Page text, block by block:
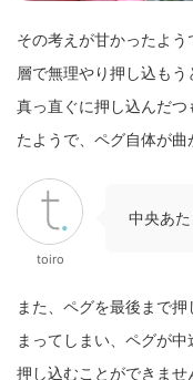
その考えが甘かったよ
層で無理やり押し込もう
真っ直ぐに押し込んだ
たようで、ペグ自体が曲
toiro
中央あた
また、ペグを最後まで
まってしまい、ペグが
押し込むことができませ